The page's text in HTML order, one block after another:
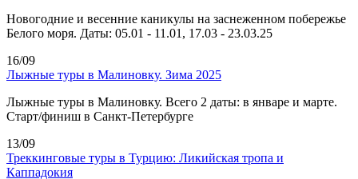
Новогодние и весенние каникулы на заснеженном побережье
Белого моря. Даты: 05.01 - 11.01, 17.03 - 23.03.25
16/09
Лыжные туры в Малиновку. Зима 2025
Лыжные туры в Малиновку. Всего 2 даты: в январе и марте.
Старт/финиш в Санкт-Петербурге
13/09
Треккинговые туры в Турцию: Ликийская тропа и
Каппадокия